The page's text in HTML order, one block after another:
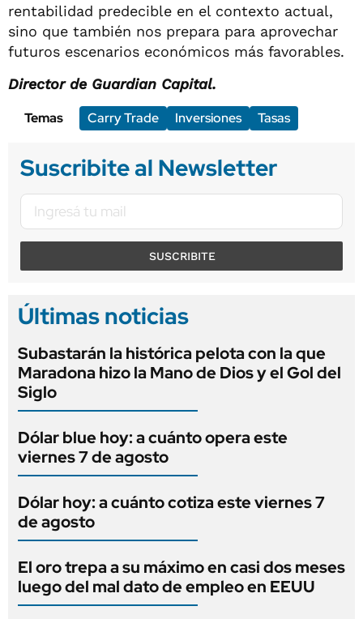
rentabilidad predecible en el contexto actual,
sino que también nos prepara para aprovechar
futuros escenarios económicos más favorables.
Director de Guardian Capital.
Temas
Carry Trade Inversiones Tasas
Suscribite al Newsletter
SUSCRIBITE
Últimas noticias
Subastarán la histórica pelota con la que
Maradona hizo la Mano de Dios y el Gol del
Siglo
Dólar blue hoy: a cuánto opera este
viernes 7 de agosto
Dólar hoy: a cuánto cotiza este viernes 7
de agosto
El oro trepa a su máximo en casi dos meses
luego del mal dato de empleo en EEUU